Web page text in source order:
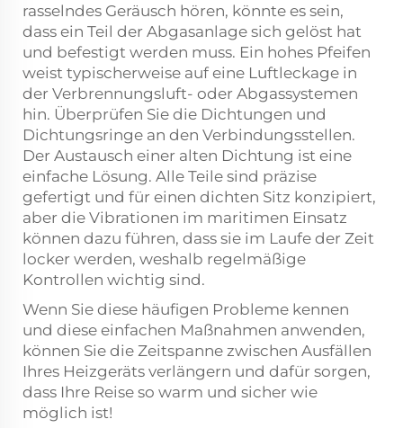
rasselndes Geräusch hören, könnte es sein,
dass ein Teil der Abgasanlage sich gelöst hat
und befestigt werden muss. Ein hohes Pfeifen
weist typischerweise auf eine Luftleckage in
der Verbrennungsluft- oder Abgassystemen
hin. Überprüfen Sie die Dichtungen und
Dichtungsringe an den Verbindungsstellen.
Der Austausch einer alten Dichtung ist eine
einfache Lösung. Alle Teile sind präzise
gefertigt und für einen dichten Sitz konzipiert,
aber die Vibrationen im maritimen Einsatz
können dazu führen, dass sie im Laufe der Zeit
locker werden, weshalb regelmäßige
Kontrollen wichtig sind.
Wenn Sie diese häufigen Probleme kennen
und diese einfachen Maßnahmen anwenden,
können Sie die Zeitspanne zwischen Ausfällen
Ihres Heizgeräts verlängern und dafür sorgen,
dass Ihre Reise so warm und sicher wie
möglich ist!